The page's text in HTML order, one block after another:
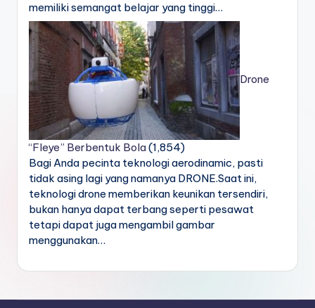
memiliki semangat belajar yang tinggi…
Drone
“Fleye” Berbentuk Bola(1,854)
Bagi Anda pecinta teknologi aerodinamic, pasti
tidak asing lagi yang namanya DRONE.Saat ini,
teknologi drone memberikan keunikan tersendiri,
bukan hanya dapat terbang seperti pesawat
tetapi dapat juga mengambil gambar
menggunakan…